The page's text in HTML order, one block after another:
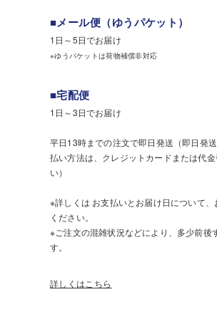
■メール便（ゆうパケット）
1日～5日でお届け
※ゆうパケットは荷物補償非対応
■宅配便
1日～3日でお届け
平日13時までの注文で即日発送（即日発
払い方法は、クレジットカードまたは代
い）
※詳しくは お支払いとお届け日について
ください。
※ご注文の混雑状況などにより、多少前後
す。
詳しくはこちら